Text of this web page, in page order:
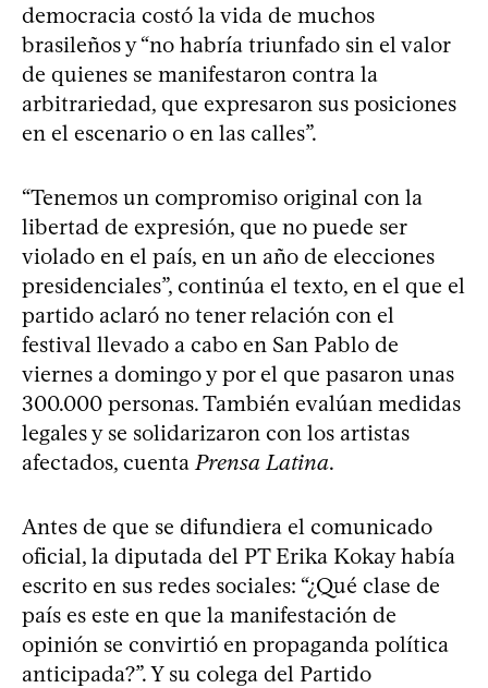
democracia costó la vida de muchos
brasileños y “no habría triunfado sin el valor
de quienes se manifestaron contra la
arbitrariedad, que expresaron sus posiciones
en el escenario o en las calles”.
“Tenemos un compromiso original con la
libertad de expresión, que no puede ser
violado en el país, en un año de elecciones
presidenciales”, continúa el texto, en el que el
partido aclaró no tener relación con el
festival llevado a cabo en San Pablo de
viernes a domingo y por el que pasaron unas
300.000 personas. También evalúan medidas
legales y se solidarizaron con los artistas
afectados, cuenta Prensa Latina.
Antes de que se difundiera el comunicado
oficial, la diputada del PT Erika Kokay había
escrito en sus redes sociales: “¿Qué clase de
país es este en que la manifestación de
opinión se convirtió en propaganda política
anticipada?”. Y su colega del Partido